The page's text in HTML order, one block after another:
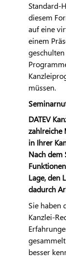
Standard-
diesem
auf eine
einem
müssen.
DATEV
zahlreiche
in Ihrer
Nach dem
Lage, den
dadurch
Sie haben
Kanzlei-
besser